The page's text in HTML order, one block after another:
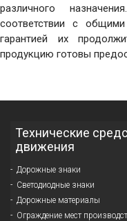
различного
соответствии с
гарантией их
продукцию готовы
Технические
движения
Дорожные знаки
Светодиодные знаки
Дорожные материалы
Ограждение мест